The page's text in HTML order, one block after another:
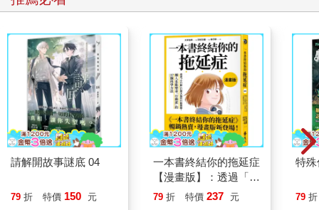
請解開故事謎底 04
79 折 特價 150 元
一本書終結你的拖延症
【漫畫版】：透過「小
行動」打開大腦的行動
79 折 特價 237 元
特
79 折